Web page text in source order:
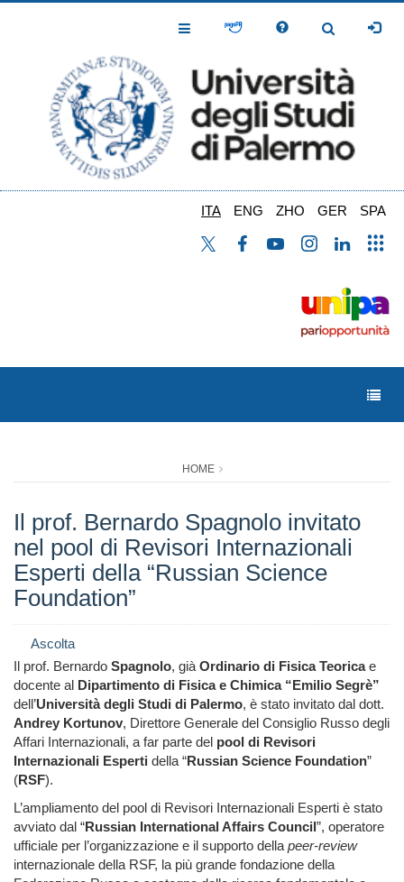
Toggle
Toggle
ITA ENG ZHO GER SPA
HOME
Il prof. Bernardo Spagnolo invitato
nel pool di Revisori Internazionali
Esperti della “Russian Science
Foundation”
Ascolta
Il prof. Bernardo Spagnolo, giàOrdinario di Fisica Teoricae
docente al Dipartimento di Fisica e Chimica “Emilio Segrè”
dell’Università degli Studi di Palermo, è stato invitato dal dott.
Andrey Kortunov, Direttore Generale del Consiglio Russo degli
Affari Internazionali, a far parte del pool di Revisori
Internazionali Esperti della “Russian Science Foundation”
(RSF).
L’ampliamento del pool di Revisori Internazionali Esperti è stato
avviato dal “Russian International Affairs Council”, operatore
ufficiale per l’organizzazione e il supporto dellapeer-review
internazionale della RSF, la più grande fondazione della